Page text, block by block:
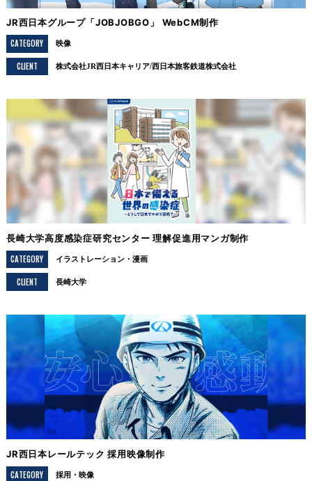
JR西日本グループ「JOBJOBGO」 WebCM制作
CATEGORY
映像
CLIENT 株式会社JR西日本キャリア/西日本旅客鉄道株式会社
長崎大学高度感染症研究センター 理解促進用マンガ制作
CATEGORY
イラストレーション 漫画
CLIENT 長崎大学
JR西日本レールテック 採用映像制作
CATEGORY
採用 映像